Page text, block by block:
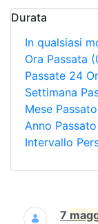
Durata
In qualsiasi
Ora Passata
Passate 24
Settimana
Mese Passato
Anno Passato
Intervallo
Ricerca
7